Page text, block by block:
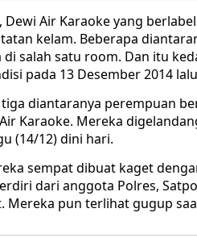
Dewi Air Karaoke yang
kelam. Beberapa
di salah satu room. Dan itu
pada 13 Desember 2014
diantaranya perempuan
Karaoke. Mereka
(14/12) dini hari.
sempat dibuat kaget
dari anggota Polres,
Mereka pun terlihat gugup